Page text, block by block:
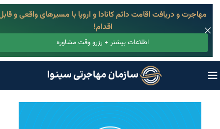
سازمان مهاجرتی سینوا
مهاجرت و دریافت اقامت دائم کانادا و اروپا با مسیرهای واقعی و
اقدام!
اطلاعات بیشتر + رزرو وقت مشاوره